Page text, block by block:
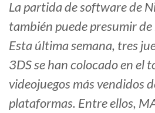
La partida de software de
también puede presumir
Esta última semana, tres
3DS se han colocado en el
videojuegos más vendidos
plataformas. Entre ellos,